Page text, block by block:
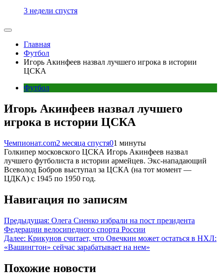
3 недели спустя
Главная
Футбол
Игорь Акинфеев назвал лучшего игрока в истории
ЦСКА
Футбол
Игорь Акинфеев назвал лучшего
игрока в истории ЦСКА
Чемпионат.com2 месяца спустя01 минуты
Голкипер московского ЦСКА Игорь Акинфеев назвал
лучшего футболиста в истории армейцев. Экс-нападающий
Всеволод Бобров выступал за ЦСКА (на тот момент —
ЦДКА) с 1945 по 1950 год.
Навигация по записям
Предыдущая: Олега Сиенко избрали на пост президента
Федерации велосипедного спорта России
Далее: Крикунов считает, что Овечкин может остаться в НХЛ:
«Вашингтон» сейчас зарабатывает на нем»
Похожие новости